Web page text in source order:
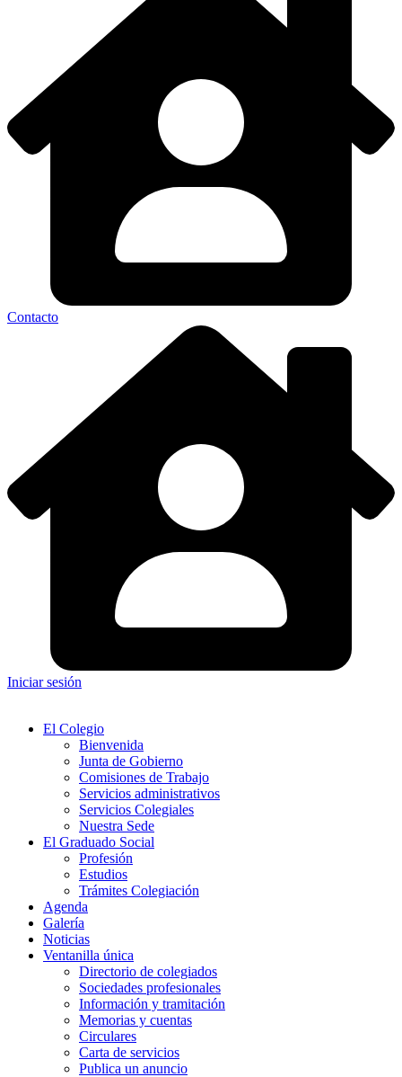
Contacto
Iniciar sesión
El Colegio
Bienvenida
Junta de Gobierno
Comisiones de Trabajo
Servicios administrativos
Servicios Colegiales
Nuestra Sede
El Graduado Social
Profesión
Estudios
Trámites Colegiación
Agenda
Galería
Noticias
Ventanilla única
Directorio de colegiados
Sociedades profesionales
Información y tramitación
Memorias y cuentas
Circulares
Carta de servicios
Publica un anuncio